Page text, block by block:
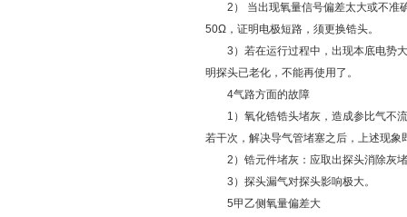
2） 当出现氧量信号偏差太大或不准确
50Ω，证明电极短路，须更换锆头。
3）若在运行过程中，出现本底电势大
明探头已老化，不能再使用了。
4气路方面的故障
1）氧化锆锆头堵灰，造成参比气不流
若干次，解决导气管堵塞之后，上述现象
2）锆元件堵灰：应取出探头消除灰堵
3）探头漏气对探头影响极大。
5甲乙侧氧量偏差大